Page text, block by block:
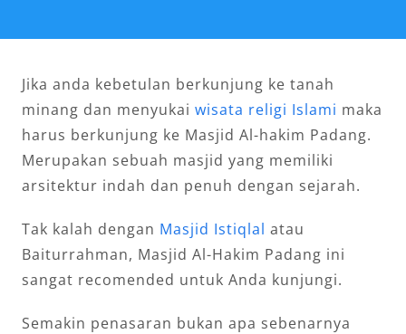
Jika anda kebetulan berkunjung ke tanah
minang dan menyukai wisata religi Islami maka
harus berkunjung ke Masjid Al-hakim Padang.
Merupakan sebuah masjid yang memiliki
arsitektur indah dan penuh dengan sejarah.
Tak kalah dengan Masjid Istiqlal atau
Baiturrahman, Masjid Al-Hakim Padang ini
sangat recomended untuk Anda kunjungi.
Semakin penasaran bukan apa sebenarnya